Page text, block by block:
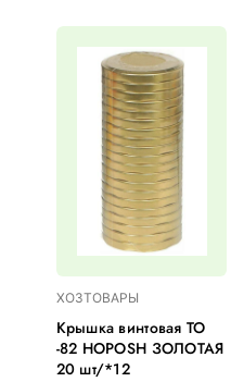
ХОЗТОВАРЫ
Крышка винтовая ТО
-82 HOPOSH ЗОЛОТАЯ
20 шт/*12